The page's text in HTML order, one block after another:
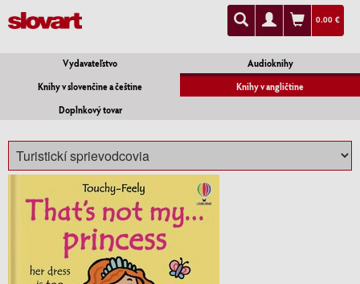
0.00 €
Vydavateľstvo
Audioknihy
Knihy v slovenčine a češtine
Knihy v angličtine
Doplnkový tovar